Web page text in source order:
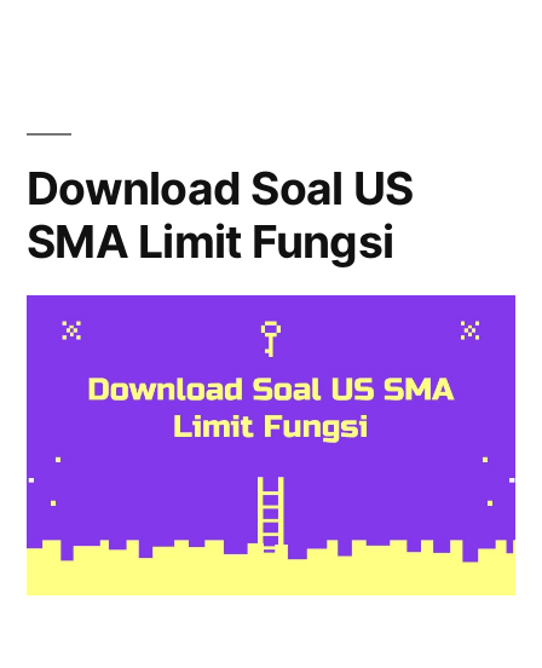
Download Soal US
SMA Limit Fungsi